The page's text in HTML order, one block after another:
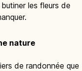
les fleurs de
nature
de randonnée que